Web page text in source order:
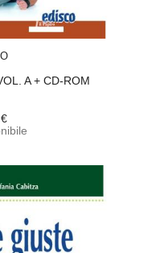
A + CD-ROM